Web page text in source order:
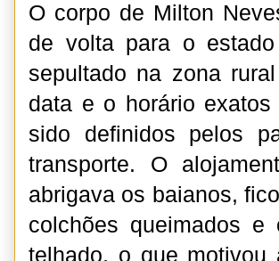
O corpo de Milton
de volta para o
sepultado na zona
data e o horário
sido definidos pelos
transporte. O
abrigava os baianos,
colchões queimados e
telhado, o que motivou